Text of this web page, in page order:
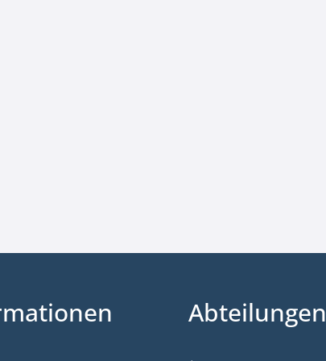
Abteilungen